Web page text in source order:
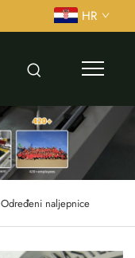
HR
Određeni naljepnice